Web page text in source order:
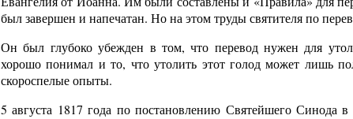
был завершен и напечатан. Но на этом труды святителя по
Он был глубоко убежден в том, что перевод нужен для
хорошо понимал и то, что утолить этот голод может лишь
скороспелые опыты.
5 августа 1817 года по постановлению Святейшего Синода